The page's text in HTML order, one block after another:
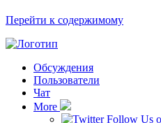
Перейти к содержимому
Обсуждения
Пользователи
Чат
More
Follow Us